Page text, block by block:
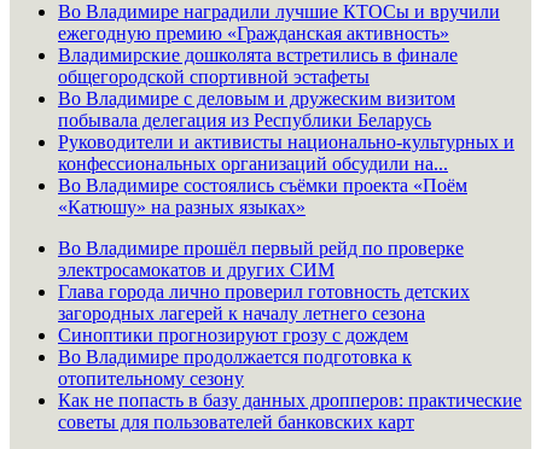
Во Владимире наградили лучшие КТОСы и вручили
ежегодную премию «Гражданская активность»
Владимирские дошколята встретились в финале
общегородской спортивной эстафеты
Во Владимире с деловым и дружеским визитом
побывала делегация из Республики Беларусь
Руководители и активисты национально-культурных и
конфессиональных организаций обсудили на...
Во Владимире состоялись съёмки проекта «Поём
«Катюшу» на разных языках»
Во Владимире прошёл первый рейд по проверке
электросамокатов и других СИМ
Глава города лично проверил готовность детских
загородных лагерей к началу летнего сезона
Синоптики прогнозируют грозу с дождем
Во Владимире продолжается подготовка к
отопительному сезону
Как не попасть в базу данных дропперов: практические
советы для пользователей банковских карт